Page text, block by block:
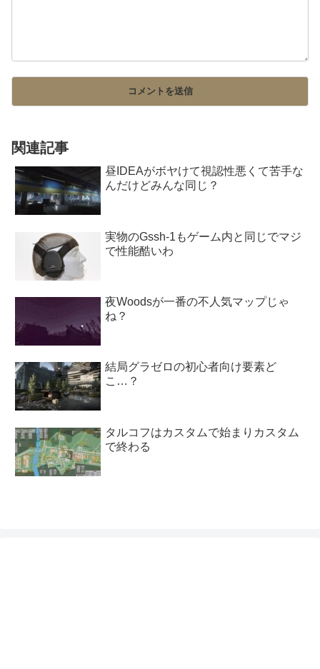
関連記事
昼IDEAがボヤけて視認性悪くて苦手な
んだけどみんな同じ？
実物のGssh-1もゲーム内と同じでマジ
で性能酷いわ
夜Woodsが一番の不人気マップじゃ
ね？
結局グラゼロの初心者向け要素ど
こ…？
タルコフはカスタムで始まりカスタム
で終わる